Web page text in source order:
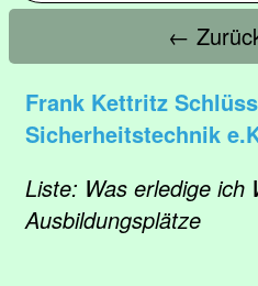
←
Frank Kettritz
Sicherheitstechnik
Liste: Was erledige ich
Ausbildungsplätze